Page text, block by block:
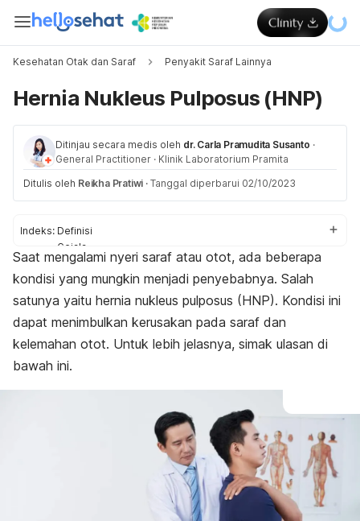
Kesehatan Otak dan Saraf Penyakit Saraf Lainnya
Hernia Nukleus Pulposus (HNP)
Ditinjau secara medis oleh dr. Carla Pramudita Susanto ·
General Practitioner · Klinik Laboratorium Pramita
Ditulis oleh Reikha Pratiwi · Tanggal diperbarui 02/10/2023
Indeks: Definisi
Gejala
Penyebab
Faktor risiko
Diagnosis
Pengobatan
Pengobatan di rumah
Saat mengalami nyeri saraf atau otot, ada beberapa
kondisi yang mungkin menjadi penyebabnya. Salah
satunya yaitu hernia nukleus pulposus (HNP). Kondisi ini
dapat menimbulkan kerusakan pada saraf dan
kelemahan otot. Untuk lebih jelasnya, simak ulasan di
bawah ini.